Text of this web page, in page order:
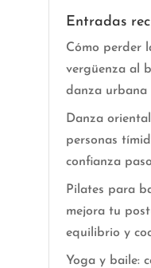
Entradas
Cómo perder
vergüenza al
danza urbana
Danza
personas
confianza
Pilates para
mejora tu
equilibrio y
Yoga y baile: